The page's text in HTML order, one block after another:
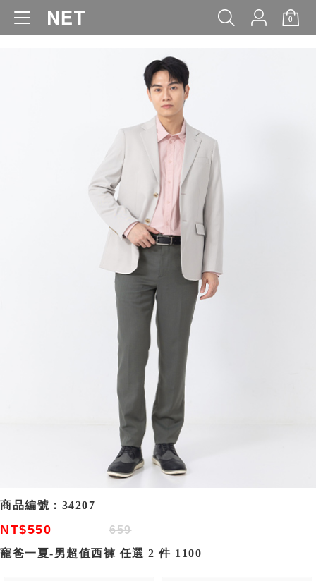
0
WOMEN MEN KIDS BABY
商品編號： 34207
NT$550
659
寵爸一夏-男超值西褲 任選 2 件 1100